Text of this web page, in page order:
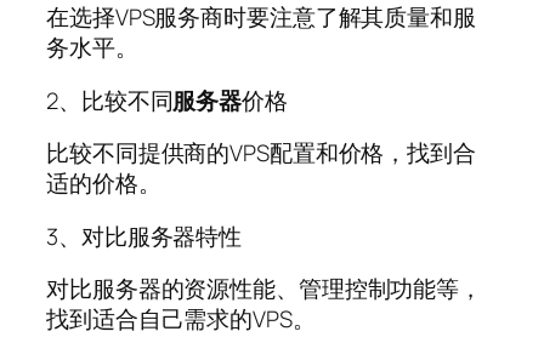
在选择VPS服务商时要注意了解其质量和服
务水平。
2、比较不同服务器价格
比较不同提供商的VPS配置和价格，找到合
适的价格。
3、对比服务器特性
对比服务器的资源性能、管理控制功能等，
找到适合自己需求的VPS。